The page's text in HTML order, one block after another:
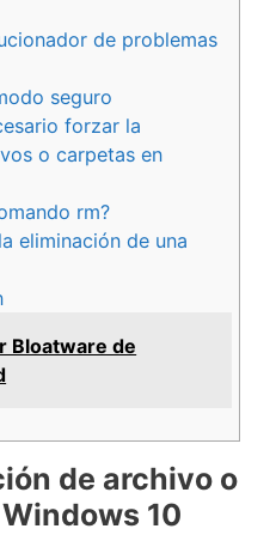
de problemas
seguro
forzar la
o carpetas en
rm?
eliminación de una
Bloatware de
de archivo o
10